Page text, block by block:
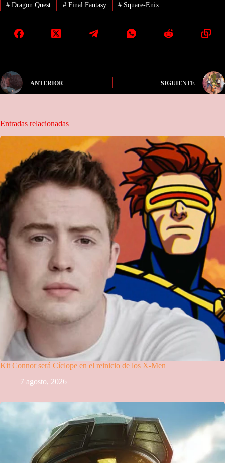
#Dragon Quest #Final Fantasy # Square-Enix
ANTERIOR SIGUIENTE
Entradas relacionadas
Kit Connor será Cíclope en el reinicio de los X-Men
7 agosto, 2026